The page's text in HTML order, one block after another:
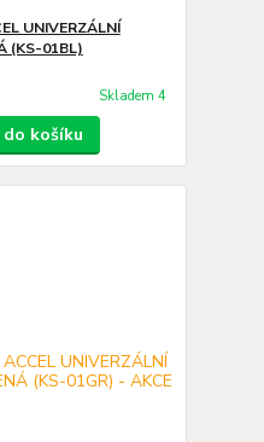
UNIVERZÁLNÍ
(KS-01BL)
Skladem 4
košíku